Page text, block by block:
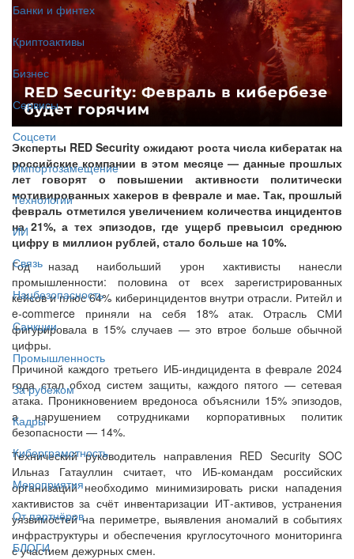
Банки и финтех
Криптоактивы
Бизнес
Сервисы
Соцсети
Импортозамещение
Технологии
ИИ
Связь
Нацбезопасность
Санкции
Промышленность
За рубежом
Кадры
Киберграмотность
Мероприятия
От партнёров
БЛОГИ
Эксперты RED Security ожидают роста числа кибератак на
российские компании в этом месяце — данные прошлых
лет говорят о повышении активности политически
мотивированных хакеров в феврале и мае. Так, прошлый
февраль отметился увеличением количества инцидентов
на 21%, а тех эпизодов, где ущерб превысил среднюю
цифру в миллион рублей, стало больше на 10%.
Год назад наибольший урон хактивисты нанесли
промышленности: половина от всех зарегистрированных
кейсов и плюс 64% киберинцидентов внутри отрасли. Ритейл и
e-commerce приняли на себя 18% атак. Отрасль СМИ
фигурировала в 15% случаев — это втрое больше обычной
цифры.
Причиной каждого третьего ИБ-индицидента в феврале 2024
года стал обход систем защиты, каждого пятого — сетевая
атака. Проникновением вредоноса объяснили 15% эпизодов,
а нарушением сотрудниками корпоративных политик
безопасности — 14%.
Технический руководитель направления RED Security SOC
Ильназ Гатауллин считает, что ИБ-командам российских
организаций необходимо минимизировать риски нападения
хактивистов за счёт инвентаризации ИТ-активов, устранения
уязвимостей на периметре, выявления аномалий в событиях
инфраструктуры и обеспечения круглосуточного мониторинга
с участием дежурных смен.